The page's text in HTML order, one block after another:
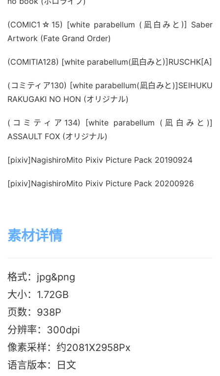
(COMIC1☆15) [white parabellum (凪白みと)] Saber
Artwork (Fate Grand Order)
(COMITIA128) [white parabellum(凪白みと)]RUSCHK[A]
(コミティア130) [white parabellum(凪白みと)]SEIHUKU
RAKUGAKI NO HON (オリジナル)
(コミティア134) [white parabellum (凪白みと)]
ASSAULT FOX (オリジナル)
[pixiv]NagishiroMito Pixiv Picture Pack 20190924
[pixiv]NagishiroMito Pixiv Picture Pack 20200926
素材详情
格式：jpg&png
大小：1.72GB
页数：938P
分辨率：300dpi
像素采样：约2081X2958Px
语言版本：日文